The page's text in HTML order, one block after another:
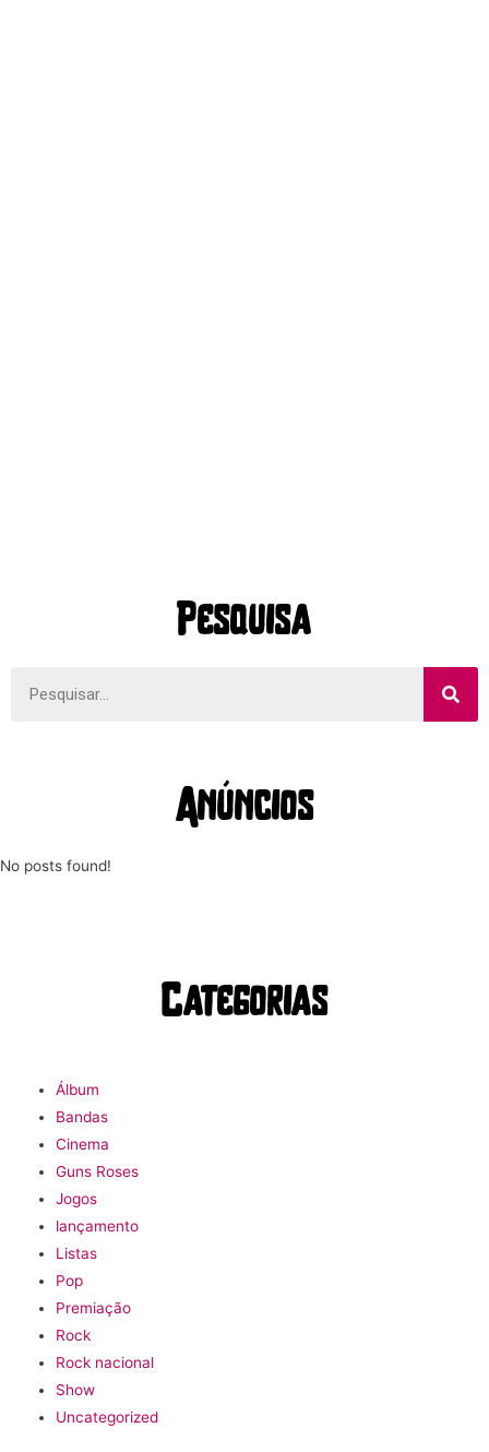
Pesquisa
Anúncios
No posts found!
Categorias
Álbum
Bandas
Cinema
Guns Roses
Jogos
lançamento
Listas
Pop
Premiação
Rock
Rock nacional
Show
Uncategorized